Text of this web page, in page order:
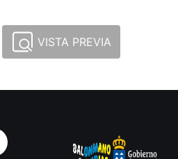
VISTA PREVIA